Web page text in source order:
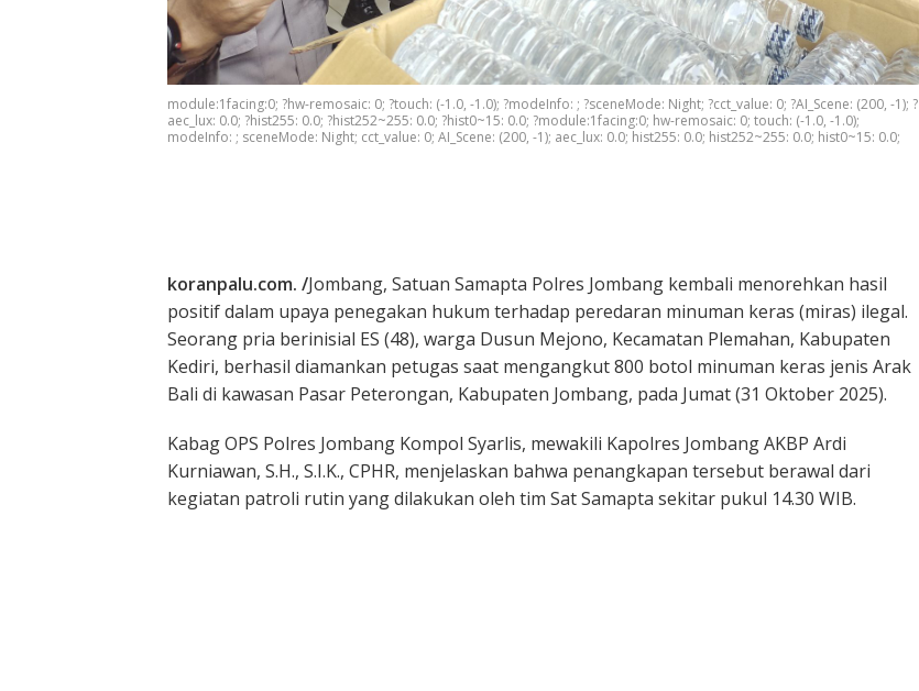
module:1facing:0; ?hw-remosaic: 0; ?touch: (-1.0, -1.0); ?modeInfo: ; ?sceneMode: Night; ?cct_value: 0; ?AI_Scene: (200, -1); ?
aec_lux: 0.0; ?hist255: 0.0; ?hist252~255: 0.0; ?hist0~15: 0.0; ?module:1facing:0; hw-remosaic: 0; touch: (-1.0, -1.0);
modeInfo: ; sceneMode: Night; cct_value: 0; AI_Scene: (200, -1); aec_lux: 0.0; hist255: 0.0; hist252~255: 0.0; hist0~15: 0.0;
koranpalu.com. /Jombang, Satuan Samapta Polres Jombang kembali menorehkan hasil
positif dalam upaya penegakan hukum terhadap peredaran minuman keras (miras) ilegal.
Seorang pria berinisial ES (48), warga Dusun Mejono, Kecamatan Plemahan, Kabupaten
Kediri, berhasil diamankan petugas saat mengangkut 800 botol minuman keras jenis Arak
Bali di kawasan Pasar Peterongan, Kabupaten Jombang, pada Jumat (31 Oktober 2025).
Kabag OPS Polres Jombang Kompol Syarlis, mewakili Kapolres Jombang AKBP Ardi
Kurniawan, S.H., S.I.K., CPHR, menjelaskan bahwa penangkapan tersebut berawal dari
kegiatan patroli rutin yang dilakukan oleh tim Sat Samapta sekitar pukul 14.30 WIB.